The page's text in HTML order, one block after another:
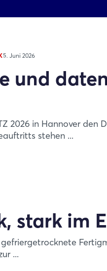
5. Juni 2026
und
2026 in Hannover den
stehen ...
stark im
...